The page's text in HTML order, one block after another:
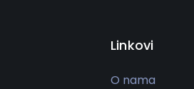
Linkovi
O nama